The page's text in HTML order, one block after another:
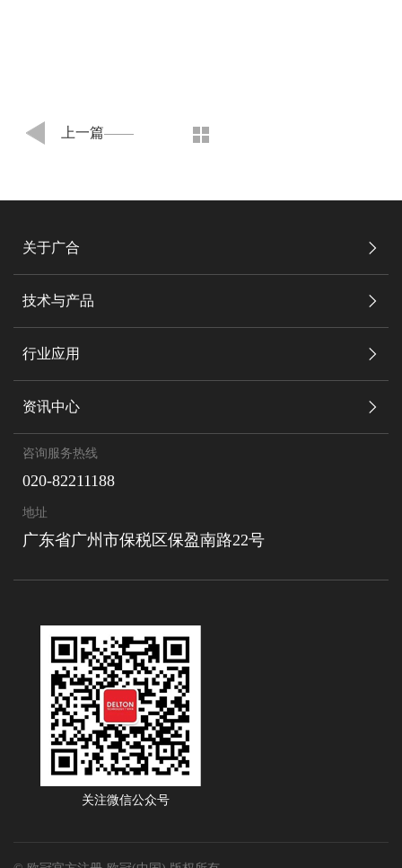
上一篇
关于广合
技术与产品
行业应用
资讯中心
咨询服务热线
020-82211188
地址
广东省广州市保税区保盈南路22号
关注微信公众号